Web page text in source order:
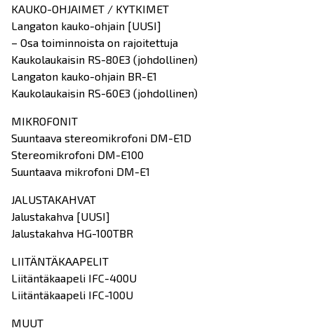
KAUKO-OHJAIMET / KYTKIMET
Langaton kauko-ohjain [UUSI]
– Osa toiminnoista on rajoitettuja
Kaukolaukaisin RS-80E3 (johdollinen)
Langaton kauko-ohjain BR-E1
Kaukolaukaisin RS-60E3 (johdollinen)
MIKROFONIT
Suuntaava stereomikrofoni DM-E1D
Stereomikrofoni DM-E100
Suuntaava mikrofoni DM-E1
JALUSTAKAHVAT
Jalustakahva [UUSI]
Jalustakahva HG-100TBR
LIITÄNTÄKAAPELIT
Liitäntäkaapeli IFC-400U
Liitäntäkaapeli IFC-100U
MUUT